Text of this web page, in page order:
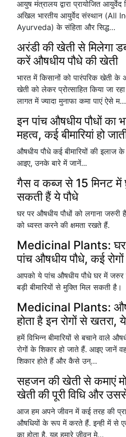
आयुष मंत्रालय द्वारा प्रायोजित आयुर्वेद
अखिल भारतीय आयुर्वेद संस्थान (All
Ayurveda) के संहिता और सिद्ध…
अरंडी की खेती से मिलेगा
करें औषधीय पौधे की खेती
भारत में किसानों को पारंपरिक खेती के
खेती को लेकर प्रोत्साहित किया जा
लागत में ज्यादा मुनाफा कमा पाएं ऐसे म…
इन पांच औषधीय पौधों का
महत्व, कई बीमारियां हो
औषधीय पौधे कई बीमारियों की इलाज
आइए, उनके बारे में जानें...
गैस व कब्ज से 15 मिनट में
सकती हैं ये पौधे
घर पर औषधीय पौधों को लगाना जरुरी
को ध्वस्त करने की क्षमता रखते हैं.
Medicinal Plants: घर
पांच औषधीय पौधे, कई
आपको ये पांच औषधीय पौधे घर में जरुर
बड़ी बीमारियों से मुक्ति मिल सकती है।
Medicinal Plants:
होता है इन रोगों से खतरा,
हमें विभिन्न बीमारियों से बचाने वाले
रोगों के शिकार हो जाते हैं. आइए जानें
शिकार होते हैं और कैसे उन्…
सहजन की खेती से कमाएं
खेती की पूरी विधि और
आज हम अपने जीवन में कई तरह की
औषधियों के रूप में करते हैं. इन्ही में से
का होता है. यह हमारे जीवन मे…